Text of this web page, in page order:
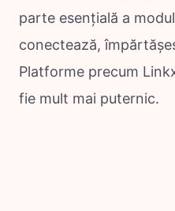
parte esențială a
conectează,
Platforme precum
fie mult mai puternic.